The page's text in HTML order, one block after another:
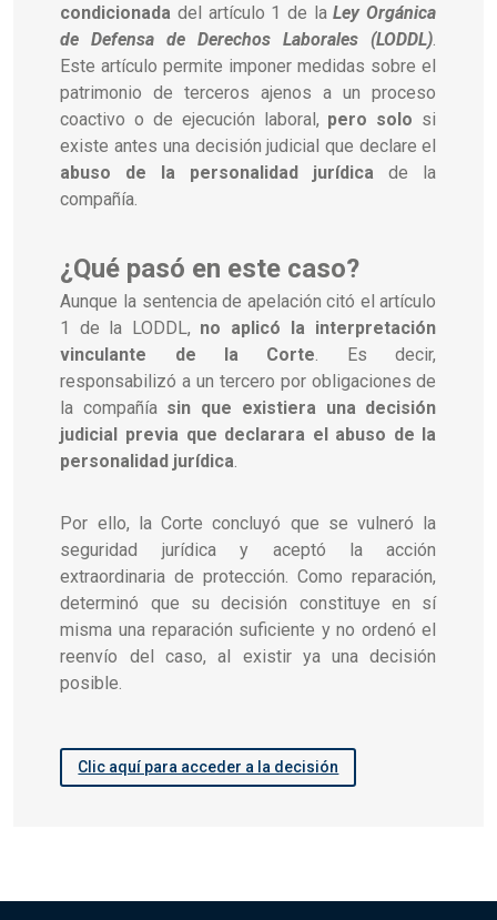
condicionada del artículo 1 de laLey Orgánica
de Defensa de Derechos Laborales (LODDL).
Este artículo permite imponer medidas sobre el
patrimonio de terceros ajenos a un proceso
coactivo o de ejecución laboral, pero solo si
existe antes una decisión judicial que declare el
abuso de la personalidad jurídica de la
compañía.
¿Qué pasó en este caso?
Aunque la sentencia de apelación citó el artículo
1 de la LODDL, no aplicó la interpretación
vinculante de la Corte. Es decir,
responsabilizó a un tercero por obligaciones de
la compañía sin que existiera una decisión
judicial previa que declarara el abuso de la
personalidad jurídica.
Por ello, la Corte concluyó que se vulneró la
seguridad jurídica y aceptó la acción
extraordinaria de protección. Como reparación,
determinó que su decisión constituye en sí
misma una reparación suficiente y no ordenó el
reenvío del caso, al existir ya una decisión
posible.
Clic aquí para acceder a la decisión